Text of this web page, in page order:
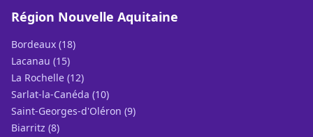
Région Nouvelle Aquitaine
Bordeaux (18)
Lacanau (15)
La Rochelle (12)
Sarlat-la-Canéda (10)
Saint-Georges-d'Oléron (9)
Biarritz (8)